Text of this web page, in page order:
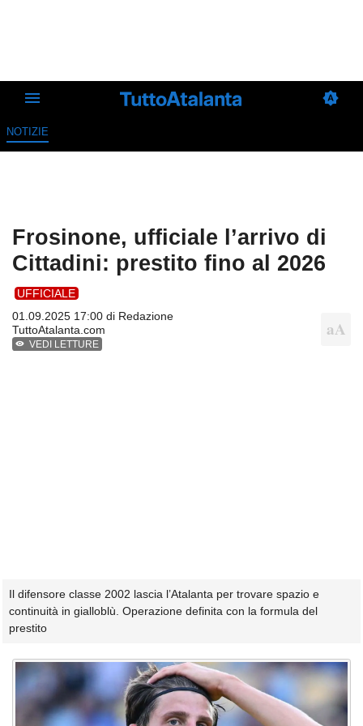
NOTIZIE
Frosinone, ufficiale l’arrivo di
Cittadini: prestito fino al 2026
UFFICIALE
01.09.2025 17:00 di Redazione
TuttoAtalanta.com
VEDI LETTURE
Il difensore classe 2002 lascia l’Atalanta per trovare spazio e
continuità in gialloblù. Operazione definita con la formula del
prestito